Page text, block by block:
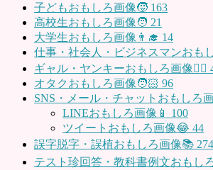
子どもおもしろ画像🧒 163
高校生おもしろ画像🧑 21
大学生おもしろ画像👨‍🎓 14
仕事・社会人・ビジネスマンおも
ギャル・ヤンキーおもしろ画像👱‍♀️
オタクおもしろ画像🧑🏻 96
SNS・メール・チャットおもしろ
LINEおもしろ画像📱 100
ツイートおもしろ画像😂 44
誤字脱字・誤植おもしろ画像📚 274
テスト珍回答・教科書例文おもし